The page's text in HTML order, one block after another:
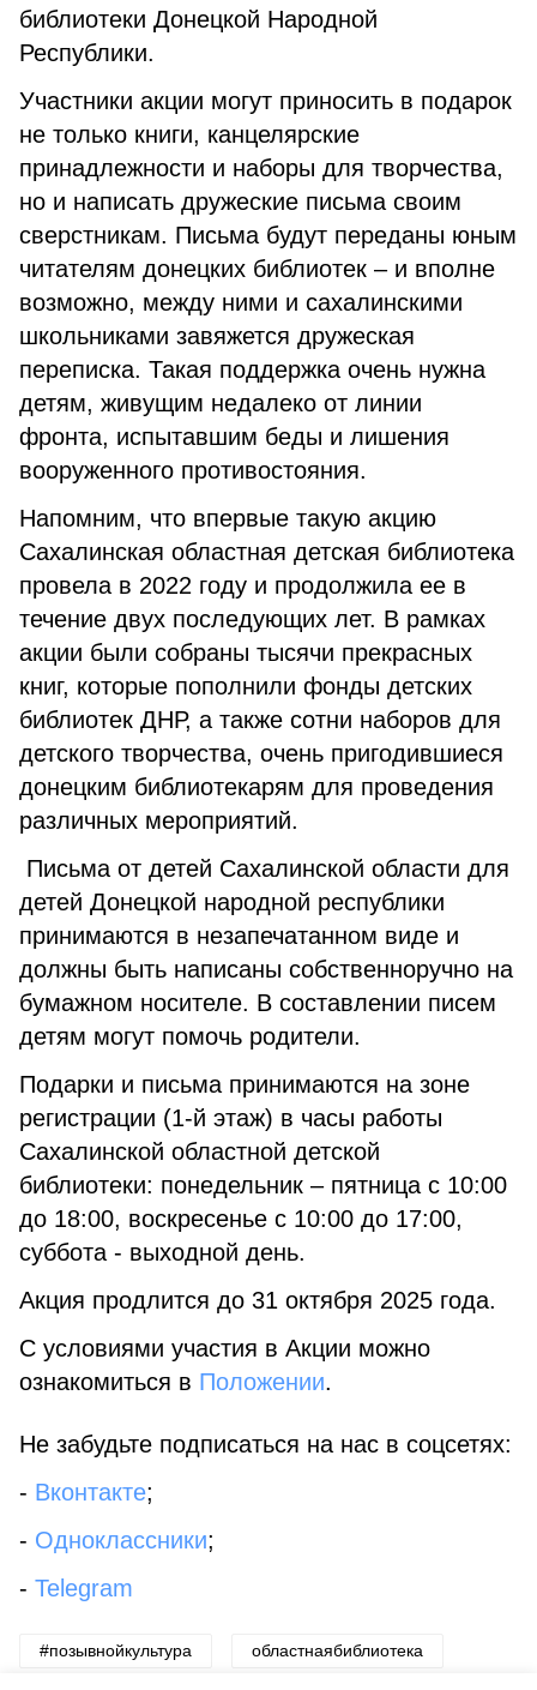
библиотеки Донецкой Народной
Республики.
Участники акции могут приносить в подарок
не только книги, канцелярские
принадлежности и наборы для творчества,
но и написать дружеские письма своим
сверстникам. Письма будут переданы юным
читателям донецких библиотек – и вполне
возможно, между ними и сахалинскими
школьниками завяжется дружеская
переписка. Такая поддержка очень нужна
детям, живущим недалеко от линии
фронта, испытавшим беды и лишения
вооруженного противостояния.
Напомним, что впервые такую акцию
Сахалинская областная детская библиотека
провела в 2022 году и продолжила ее в
течение двух последующих лет. В рамках
акции были собраны тысячи прекрасных
книг, которые пополнили фонды детских
библиотек ДНР, а также сотни наборов для
детского творчества, очень пригодившиеся
донецким библиотекарям для проведения
различных мероприятий.
Письма от детей Сахалинской области для
детей Донецкой народной республики
принимаются в незапечатанном виде и
должны быть написаны собственноручно на
бумажном носителе. В составлении писем
детям могут помочь родители.
Подарки и письма принимаются на зоне
регистрации (1-й этаж) в часы работы
Сахалинской областной детской
библиотеки: понедельник – пятница с 10:00
до 18:00, воскресенье с 10:00 до 17:00,
суббота - выходной день.
Акция продлится до 31 октября 2025 года.
С условиями участия в Акции можно
ознакомиться в Положении.
Не забудьте подписаться на нас в соцсетях:
- Вконтакте;
- Одноклассники;
- Telegram
#позывнойкультура областнаябиблиотека